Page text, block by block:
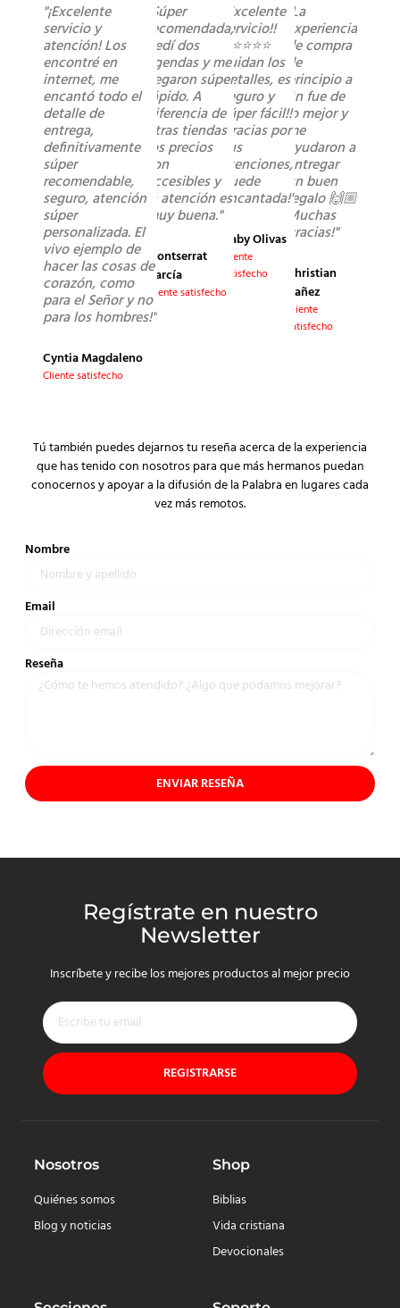
"¡Excelente
servicio y
atención! Los
encontré en
internet, me
encantó todo el
detalle de
entrega,
definitivamente
súper
recomendable,
seguro, atención
súper
personalizada. El
vivo ejemplo de
hacer las cosas de
corazón, como
para el Señor y no
para los hombres!"
Cyntia Magdaleno
Cliente satisfecho
"Súper
recomendada,
pedí dos
agendas y me
llegaron súper
rápido. A
diferencia de
otras tiendas
los precios
son
accesibles y
la atención es
muy buena."
Montserrat
García
Cliente satisfecho
"Excelente
servicio!!
⭐️⭐️⭐️⭐️⭐️
cuidan los
detalles, es
seguro y
súper fácil!!
Gracias por
sus
atenciones,
quede
encantada!"
Gaby Olivas
Cliente
satisfecho
"La
experiencia
de compra
de
principio a
fin fue de
lo mejor y
me
ayudaron a
entregar
un buen
regalo 🙌🏼
Muchas
gracias!"
Christian
Yañez
Cliente
satisfecho
Tú también puedes dejarnos tu reseña acerca de la experiencia
que has tenido con nosotros para que más hermanos puedan
conocernos y apoyar a la difusión de la Palabra en lugares cada
vez más remotos.
Nombre
Email
Reseña
ENVIAR RESEÑA
Regístrate en nuestro
Newsletter
Inscríbete y recibe los mejores productos al mejor precio
REGISTRARSE
Nosotros
Quiénes somos
Blog y noticias
Shop
Biblias
Vida cristiana
Devocionales